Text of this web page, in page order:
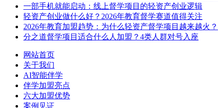
一部手机就能启动：线上督学项目的轻资产创业逻辑
轻资产创业做什么好？2026年教育督学赛道值得关注
2026年教育加盟趋势：为什么轻资产督学项目越来越火？
分之道督学项目适合什么人加盟？4类人群对号入座
网站首页
关于我们
AI智能伴学
伴学加盟亮点
六大加盟优势
案例见证